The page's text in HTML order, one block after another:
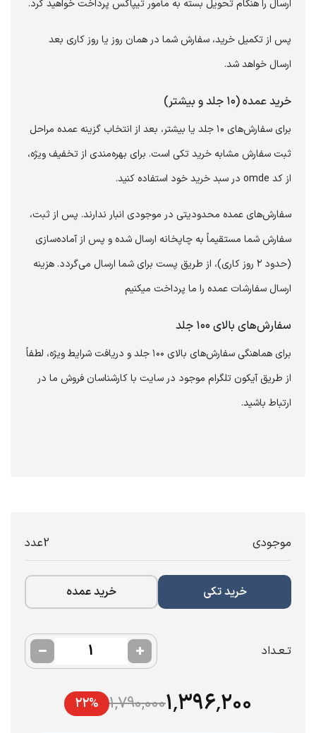
ارسال را هنگام تحویل بسته به مأمور تیپاکس پرداخت خواهید کرد.
پس از تکمیل خرید، سفارش شما در همان روز یا روز کاری بعد
ارسال خواهد شد.
‏خرید عمده (۱۰ جلد و بیشتر)
برای سفارش‌های ۱۰ جلد یا بیشتر، بعد از انتخاب گزینه عمده مراحل
ثبت سفارش مشابه خرید تکی است. برای بهره‌مندی از تخفیف ویژه،
از کد omde در سبد خرید خود استفاده کنید.
سفارش‌های عمده محدودیتی در موجودی انبار ندارند. پس از ثبت،
سفارش شما مستقیماً به چاپخانه ارسال شده و پس از آماده‌سازی
(حدود ۲ روز کاری)، از طریق پست برای شما ارسال می‌گردد. هزینه
ارسال سفارشات عمده را ما پرداخت میکنیم
‏سفارش‌های بالای ۱۰۰ جلد
برای هماهنگی سفارش‌های بالای ۱۰۰ جلد و دریافت شرایط ویژه، لطفاً
از طریق آیکون تلگرام موجود در سایت با کارشناسان فروش ما در
ارتباط باشید.
موجودی 2عدد
خرید تکی خرید عمده
تـعـداد
۱٬۳۹۶٬۲۰۰1,790,000 ۲۲%